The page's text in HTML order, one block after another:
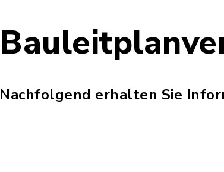
Nachfolgend erhalten Sie